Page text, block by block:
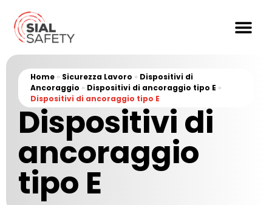
Home » Sicurezza Lavoro » Dispositivi di
Ancoraggio » Dispositivi di ancoraggio tipo E »
Dispositivi di ancoraggio tipo E
Dispositivi di
ancoraggio
tipo E